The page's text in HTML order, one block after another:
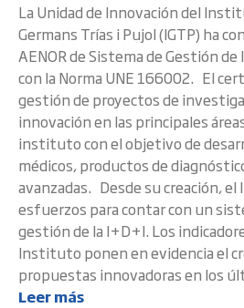
La Unidad de Innovación del
Germans Trías i Pujol (IGTP) ha
AENOR de Sistema de Gestión
con la Norma UNE 166002. El
gestión de proyectos de
innovación en las principales
instituto con el objetivo de
médicos, productos de
avanzadas. Desde su creación,
esfuerzos para contar con un
gestión de la I+D+I. Los
Instituto ponen en evidencia el
propuestas innovadoras en los
Leer más